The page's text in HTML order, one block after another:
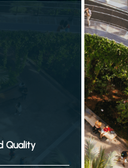
Quality